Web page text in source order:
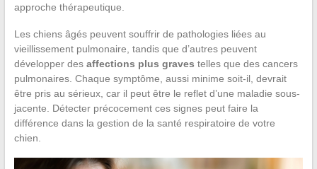
approche thérapeutique.
Les chiens âgés peuvent souffrir de pathologies liées au
vieillissement pulmonaire, tandis que d’autres peuvent
développer des affections plus graves telles que des cancers
pulmonaires. Chaque symptôme, aussi minime soit-il, devrait
être pris au sérieux, car il peut être le reflet d’une maladie sous-
jacente. Détecter précocement ces signes peut faire la
différence dans la gestion de la santé respiratoire de votre
chien.